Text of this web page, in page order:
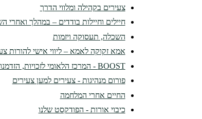
צעירים בקהילה ומלווי הדרך
חיילים וחיילות בודדים – במהלך ואחרי
השכלה, תעסוקה ויזמות
אמא זקוקה לאמא – ליווי אישי להורות
BOOST - המרכז הלאומי לזכויות, הזדמנויות ועצמאות
פורום מנהיגות - צעירים למען צעירים
החיים אחרי המלחמה
כיבוי אורות - הפודקסט שלנו